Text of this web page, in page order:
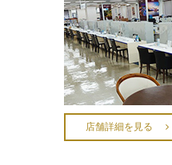
店舗詳細を見る